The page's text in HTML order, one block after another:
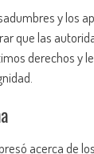
y los
que las
derechos y
acerca de